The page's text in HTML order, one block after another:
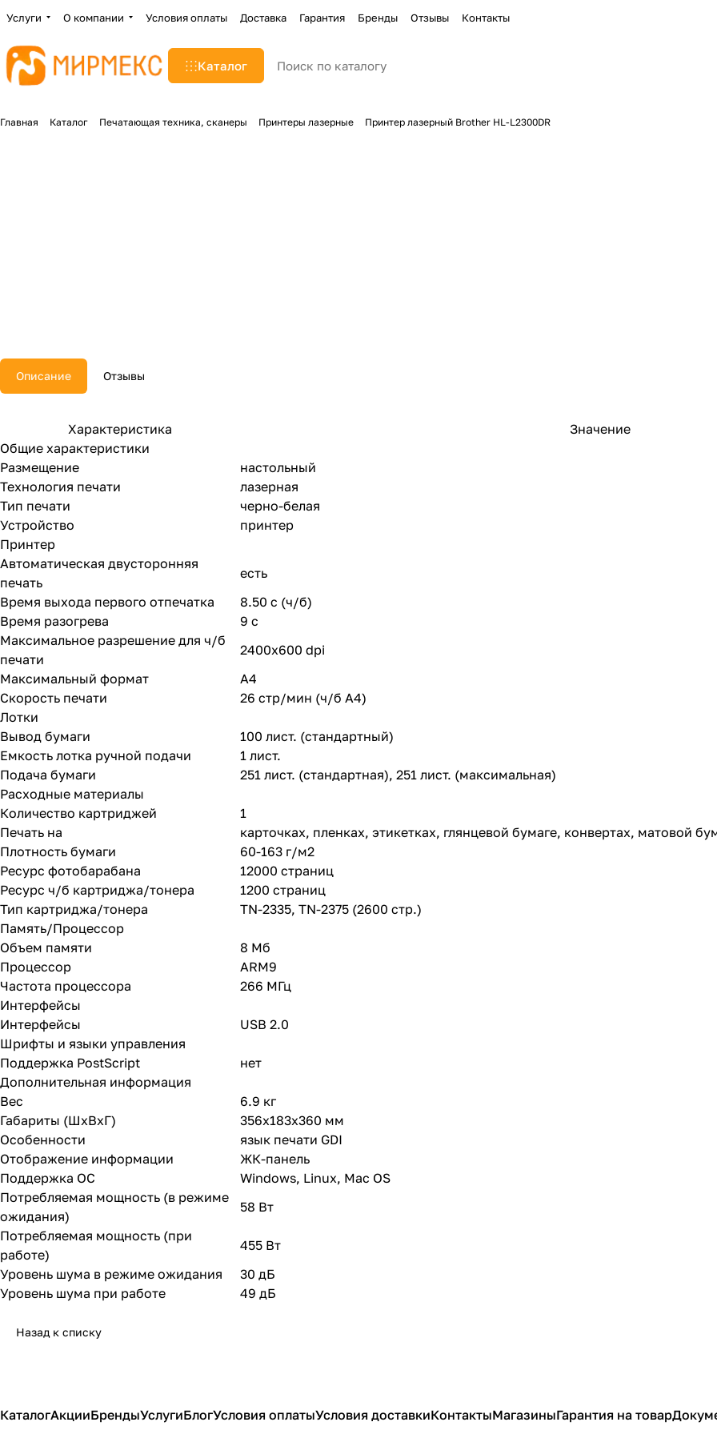
Услуги О компании Условия оплаты Доставка Гарантия Бренды Отзывы Контакты
Каталог
Главная Каталог Печатающая техника, сканеры Принтеры лазерные Принтер лазерный Brother HL-L2300DR
Описание Отзывы
Характеристика
Значение
Общие характеристики
Размещение
настольный
Технология печати
лазерная
Тип печати
черно-белая
Устройство
принтер
Принтер
Автоматическая двусторонняя
печать
есть
Время выхода первого отпечатка
8.50 c (ч/б)
Время разогрева
9 с
Максимальное разрешение для ч/б
печати
2400x600 dpi
Максимальный формат
A4
Скорость печати
26 стр/мин (ч/б А4)
Лотки
Вывод бумаги
100 лист. (стандартный)
Емкость лотка ручной подачи
1 лист.
Подача бумаги
251 лист. (стандартная), 251 лист. (максимальная)
Расходные материалы
Количество картриджей
1
Печать на
карточках, пленках, этикетках, глянцевой бумаге, конвертах, матовой
Плотность бумаги
60-163 г/м2
Ресурс фотобарабана
12000 страниц
Ресурс ч/б картриджа/тонера
1200 страниц
Тип картриджа/тонера
TN-2335, TN-2375 (2600 стр.)
Память/Процессор
Объем памяти
8 Мб
Процессор
ARM9
Частота процессора
266 МГц
Интерфейсы
Интерфейсы
USB 2.0
Шрифты и языки управления
Поддержка PostScript
нет
Дополнительная информация
Вес
6.9 кг
Габариты (ШхВхГ)
356x183x360 мм
Особенности
язык печати GDI
Отображение информации
ЖК-панель
Поддержка ОС
Windows, Linux, Mac OS
Потребляемая мощность (в режиме
ожидания)
58 Вт
Потребляемая мощность (при
работе)
455 Вт
Уровень шума в режиме ожидания
30 дБ
Уровень шума при работе
49 дБ
Назад к списку
КаталогАкцииБрендыУслугиБлогУсловия оплатыУсловия доставкиКонтактыМагазиныГарантия на товар